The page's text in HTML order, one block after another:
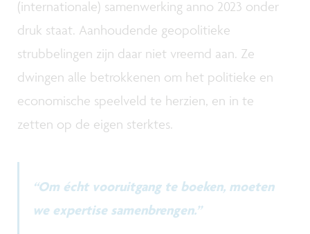
(internationale) samenwerking anno 2023 onder
druk staat. Aanhoudende geopolitieke
strubbelingen zijn daar niet vreemd aan. Ze
dwingen alle betrokkenen om het politieke en
economische speelveld te herzien, en in te
zetten op de eigen sterktes.
“Om écht vooruitgang te boeken, moeten
we expertise samenbrengen.”